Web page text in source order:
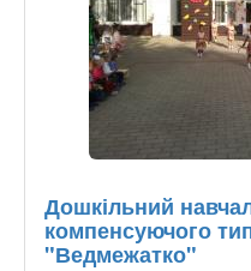
Дошкільний
компенсуючого
"Ведмежатко"